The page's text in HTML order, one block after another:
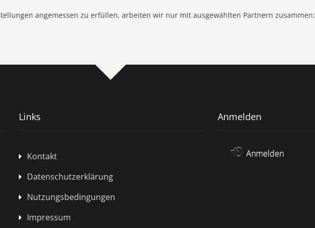
angemessen zu erfüllen, arbeiten wir nur mit ausgewählten Partnern zusammen:
Links
Kontakt
Datenschutzerklärung
Nutzungsbedingungen
Impressum
Anmelden
Anmelden